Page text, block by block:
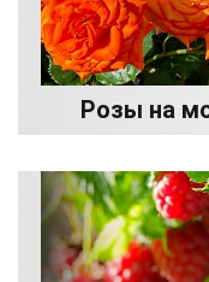
Розы на